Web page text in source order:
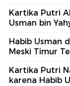
Kartika Putri
Usman bin
Habib Usman
Meski Timur
Kartika Putri
karena Habib